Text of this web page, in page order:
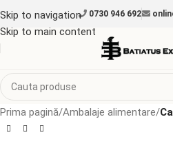
Skip to navigation
Skip to main content
0730 946 692
Prima pagină Ambalaje alimentare